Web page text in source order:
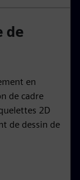
de
en
de cadre
2D
de dessin de